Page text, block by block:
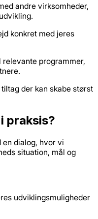
andre virksomheder,
konkret med jeres
relevante programmer,
der kan skabe størst
praksis?
dialog, hvor vi
situation, mål og
udviklingsmuligheder